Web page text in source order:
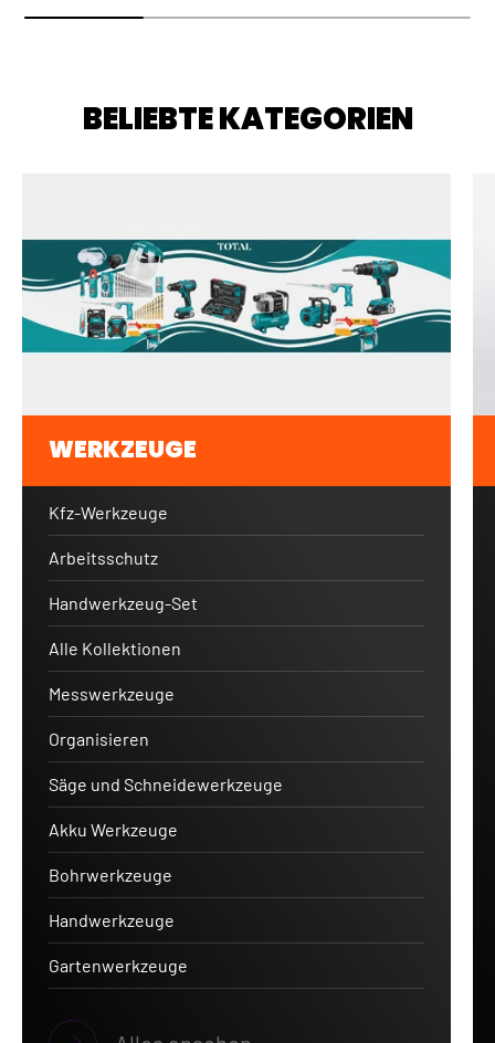
BELIEBTE KATEGORIEN
WERKZEUGE
Kfz-Werkzeuge
Arbeitsschutz
Handwerkzeug-Set
Alle Kollektionen
Messwerkzeuge
Organisieren
Säge und Schneidewerkzeuge
Akku Werkzeuge
Bohrwerkzeuge
Handwerkzeuge
Gartenwerkzeuge